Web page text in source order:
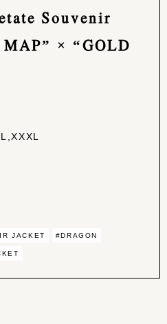
Souvenir
× “GOLD
JACKET #DRAGON